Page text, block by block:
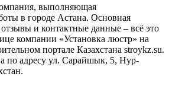
выполняющая
в городе Астана. Основная
и контактные данные – всё это
компании «Установка люстр» на
портале Казахстана stroykz.su.
по адресу ул. Сарайшык, 5, Нур-